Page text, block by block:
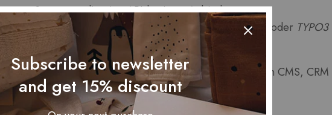
von Systemen, die eine API-basierte Anbindung an
Engines bieten, beispielsweise
Shopware 6 oder TYPO3
Die technische Umsetzung umfasst:
oder Nutzung bestehender Schnittstellen zwischen CMS, CRM
Tools.
Erstellung von dynamischen Content-Templates, die je nach
Subscribe to newsletter
and get 15% discount